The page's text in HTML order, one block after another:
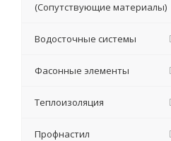
(Сопутствующие материалы)
Водосточные системы
Фасонные элементы
Теплоизоляция
Профнастил